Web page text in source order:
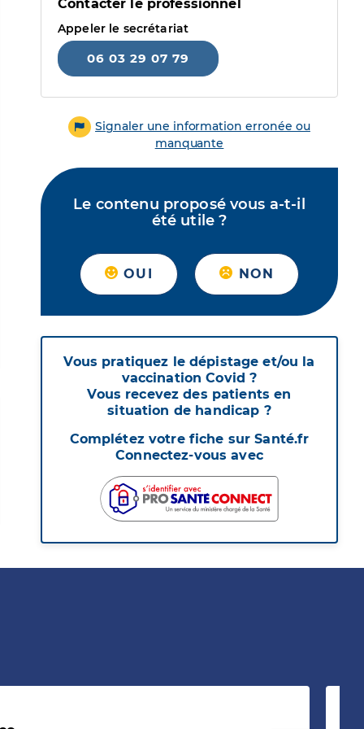
Contacter le professionnel
Appeler le secrétariat
06 03 29 07 79
Signaler une information erronée ou
manquante
Le contenu proposé vous a-t-il
été utile ?
OUI NON
Vous pratiquez le dépistage et/ou la
vaccination Covid ?
Vous recevez des patients en
situation de handicap ?
Complétez votre fiche sur Santé.fr
Connectez-vous avec